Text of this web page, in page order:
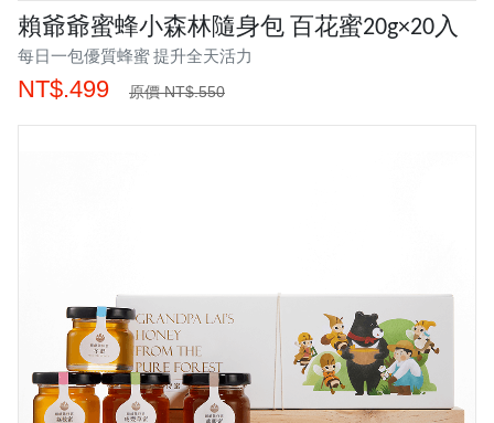
賴爺爺蜜蜂小森林隨身包 百花蜜20g×20入
每日一包優質蜂蜜 提升全天活力
NT$.499 原價 NT$.550